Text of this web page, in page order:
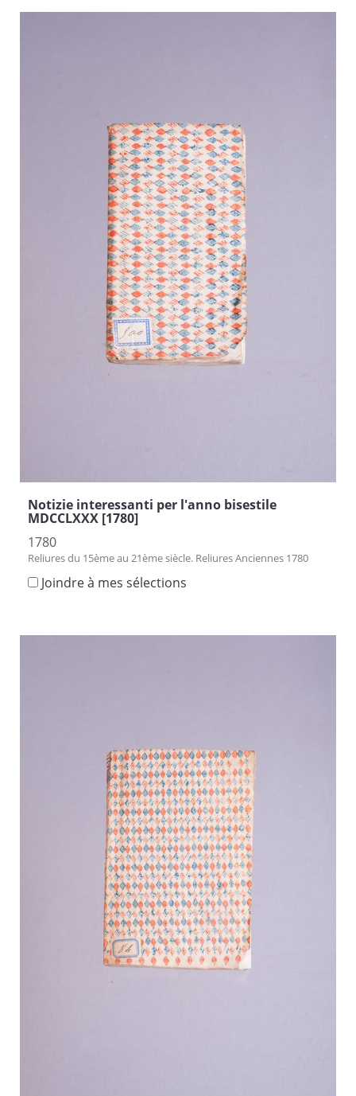
Notizie interessanti per l'anno bisestile
MDCCLXXX [1780]
1780
Reliures du 15ème au 21ème siècle. Reliures Anciennes 1780
Joindre à mes sélections